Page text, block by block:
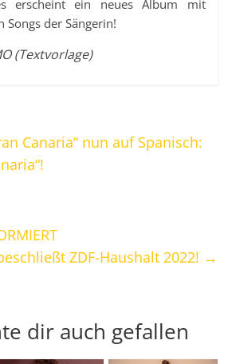
erscheint ein neues Album mit
Songs der Sängerin!
(Textvorlage)
Canaria“ nun auf Spanisch:
ZDF-Haushalt 2022! →
dir auch gefallen